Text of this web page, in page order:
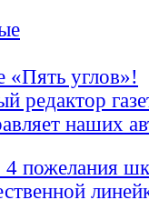
углов»!
редактор
наших